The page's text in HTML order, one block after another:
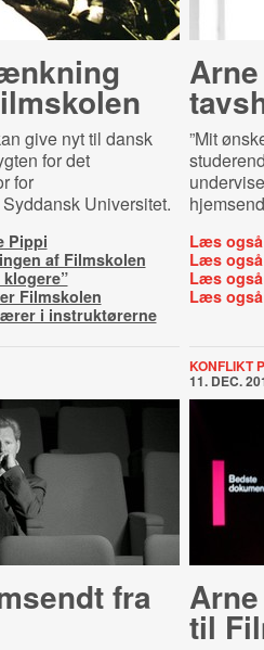
give nyt til dansk
for det
for
Universitet.
Pippi
af Filmskolen
Filmskolen
i instruktørerne
”Mit
Læs
Læs
Læs
Læs
fra
KONFLIKT
11. DEC.
til